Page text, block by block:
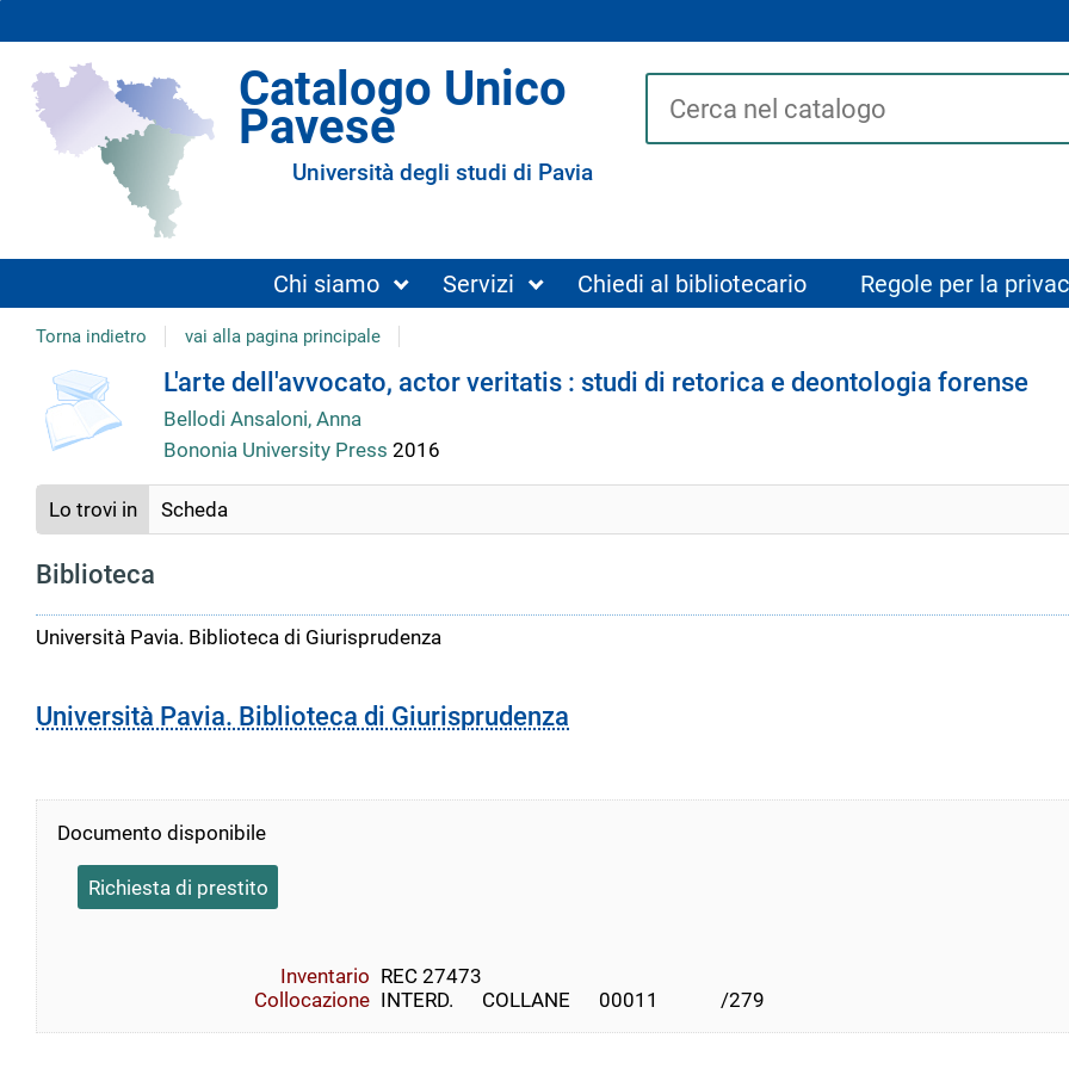
Catalogo Unico
Pavese
Università degli studi di Pavia
Cerca su "Catalogo"
Chi siamo Servizi Chiedi al bibliotecario Regole per la
Torna indietro vai alla pagina principale
Dettaglio
del
documento
L'arte dell'avvocato, actor veritatis : studi di retorica e deontologia forense
Bellodi Ansaloni, Anna
Bononia University Press 2016
Lo trovi in Scheda
Biblioteca
Università Pavia. Biblioteca di Giurisprudenza
Università Pavia. Biblioteca di Giurisprudenza
Documento disponibile
Richiesta di prestito
Inventario REC 27473
Collocazione INTERD.      COLLANE      00011             /279